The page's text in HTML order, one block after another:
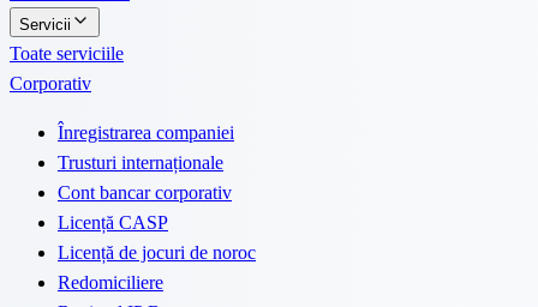
Servicii
Toate serviciile
Corporativ
Înregistrarea companiei
Trusturi internaționale
Cont bancar corporativ
Licență CASP
Licență de jocuri de noroc
Redomiciliere